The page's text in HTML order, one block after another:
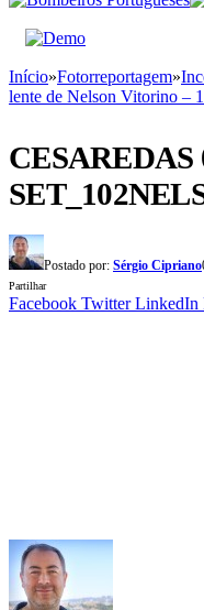
Início»Fotorreportagem»
lente de Nelson Vitorino –
CESAREDAS
Postado por: Sérgio Cipriano
Partilhar
Facebook Twitter LinkedIn